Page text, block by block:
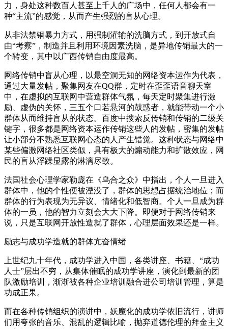
力，身处这种数百人甚至上千人的广场中，任何人都会有一
种“主流”的感觉，从而产生强烈的盲从心理。
从非法禁锢暴力方式，用强制灌输的洗脑方式，到开放式自
由“考察”，制造并且利用环境因素洗脑，是异地传销最大的一
个转变，其中以广西传销自由度最高。
网络传销中盲从心理，以最空洞无知的网络资本运作为代表，
通过大量发帖，聚集网友在QQ群，定时在歪歪语音聊天室
中，在虚拟的互联网中营造群体气氛，每天定时聚集进行激
励、虚伪的关怀，三五个口若悬河的鼓惑者，就能带动一个小
群体从而维持盲从的状态。百度中搜索反传销和传销的二级关
键字，很多都是网络资本运作传销这些人的发帖，密集的发帖
让小部分不熟悉互联网心态的人产生错觉。这种状态与网络中
某些偏激网络社区类似，具有极大的煽动能力和扩散效应，网
民的盲从浮躁显露的淋漓尽致。
法国社会心理学家勒庞在《乌合之众》中指出，个人一旦进入
群体中，他的个性便被湮没了，群体的思想占据统治地位；而
群体的行为表现为无异议、情绪化和低智商。个人一旦成为群
体的一员，他的智力立刻会大大下降。即便对于网络传销来
说，只是互联网开放性造就了群体，心理层面效果还是一样。
励志与成功学造就的群体亢奋情绪
上世纪九十年代，成功学进入中国，各类讲座、书籍、“成功
人士”层出不穷，从集体催眠的成功学讲座，演化到最新的团
队激励培训，渐渐被各种企业培训融合进公司培训管理，算是
功成正果。
而在各种传销组织的演讲中，妖魔化的成功学依旧流行，讲师
们用夸张的音乐、混乱的逻辑比喻，抛弃道德伦理的拜金主义